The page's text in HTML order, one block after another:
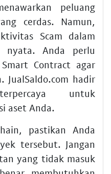
peluang
cerdas. Namun,
Scam dalam
nyata. Anda perlu
Contract agar
JualSaldo.com hadir
untuk
aset Anda.
pastikan Anda
tersebut. Jangan
yang tidak masuk